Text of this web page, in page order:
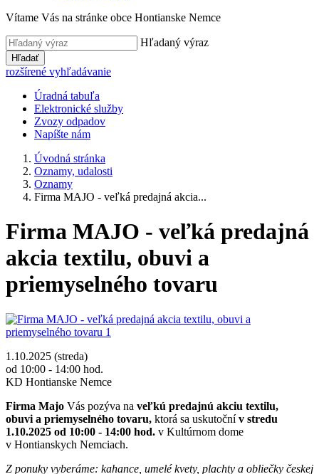
Vítame Vás na stránke obce Hontianske Nemce
Hľadaný výraz
Hľadať
rozšírené vyhľadávanie
Úradná tabuľa
Elektronické služby
Zvozy odpadov
Napíšte nám
Úvodná stránka
Oznamy, udalosti
Oznamy
Firma MAJO - veľká predajná akcia...
Firma MAJO - veľká predajná
akcia textilu, obuvi a
priemyselného tovaru
1.10.2025 (streda)
od 10:00 - 14:00 hod.
KD Hontianske Nemce
Firma Majo Vás pozýva na veľkú predajnú akciu textilu,
obuvi a priemyselného tovaru, ktorá sa uskutočnív stredu
1.10.2025 od 10:00 - 14:00 hod. v Kultúrnom dome
v Hontianskych Nemciach.
Z ponuky vyberáme: kahance, umelé kvety, plachty a obliečky českej